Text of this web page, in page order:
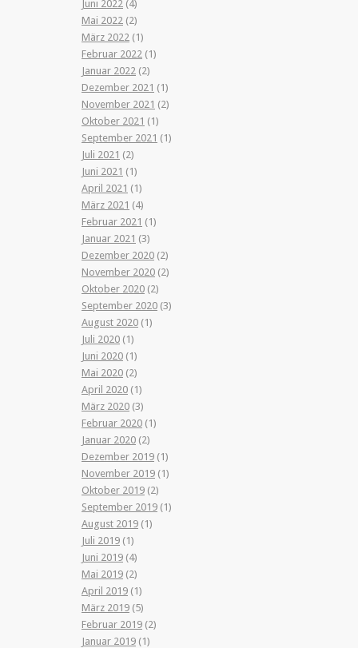
Juni 2022 (4)
Mai 2022 (2)
März 2022 (1)
Februar 2022 (1)
Januar 2022 (2)
Dezember 2021 (1)
November 2021 (2)
Oktober 2021 (1)
September 2021 (1)
Juli 2021 (2)
Juni 2021 (1)
April 2021 (1)
März 2021 (4)
Februar 2021 (1)
Januar 2021 (3)
Dezember 2020 (2)
November 2020 (2)
Oktober 2020 (2)
September 2020 (3)
August 2020 (1)
Juli 2020 (1)
Juni 2020 (1)
Mai 2020 (2)
April 2020 (1)
März 2020 (3)
Februar 2020 (1)
Januar 2020 (2)
Dezember 2019 (1)
November 2019 (1)
Oktober 2019 (2)
September 2019 (1)
August 2019 (1)
Juli 2019 (1)
Juni 2019 (4)
Mai 2019 (2)
April 2019 (1)
März 2019 (5)
Februar 2019 (2)
Januar 2019 (1)